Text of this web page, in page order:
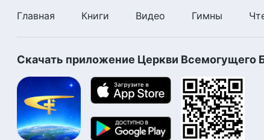
Главная Книги Видео Гимны
Скачать приложение Церкви Всемогущего